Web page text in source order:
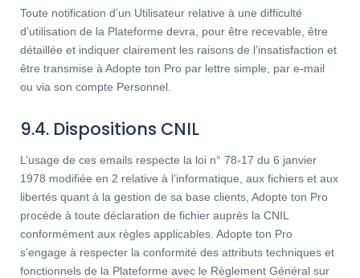
Toute notification d’un Utilisateur relative à une difficulté
d’utilisation de la Plateforme devra, pour être recevable, être
détaillée et indiquer clairement les raisons de l’insatisfaction et
être transmise à Adopte ton Pro par lettre simple, par e-mail
ou via son compte Personnel.
9.4. Dispositions CNIL
L’usage de ces emails respecte la loi n° 78-17 du 6 janvier
1978 modifiée en 2 relative à l’informatique, aux fichiers et aux
libertés quant à la gestion de sa base clients, Adopte ton Pro
procède à toute déclaration de fichier auprès la CNIL
conformément aux règles applicables. Adopte ton Pro
s’engage à respecter la conformité des attributs techniques et
fonctionnels de la Plateforme avec le Règlement Général sur